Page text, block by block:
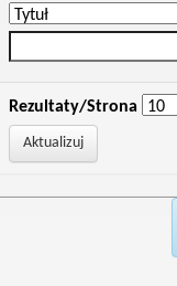
Rezultaty/Strona